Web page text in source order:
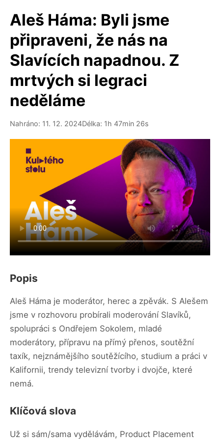
Aleš Háma: Byli jsme
připraveni, že nás na
Slavících napadnou. Z
mrtvých si legraci
neděláme
Nahráno: 11. 12. 2024Délka: 1h 47min 26s
Popis
Aleš Háma je moderátor, herec a zpěvák. S Alešem
jsme v rozhovoru probírali moderování Slavíků,
spolupráci s Ondřejem Sokolem, mladé
moderátory, přípravu na přímý přenos, soutěžní
taxík, nejznámějšího soutěžícího, studium a práci v
Kalifornii, trendy televizní tvorby i dvojče, které
nemá.
Klíčová slova
Už si sám/sama vydělávám, Product Placement